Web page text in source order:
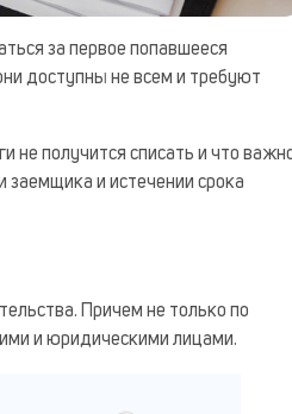
за первое попавшееся
доступны не всем и требуют
не получится списать и что
заемщика и истечении срока
Причем не только по
и юридическими лицами.